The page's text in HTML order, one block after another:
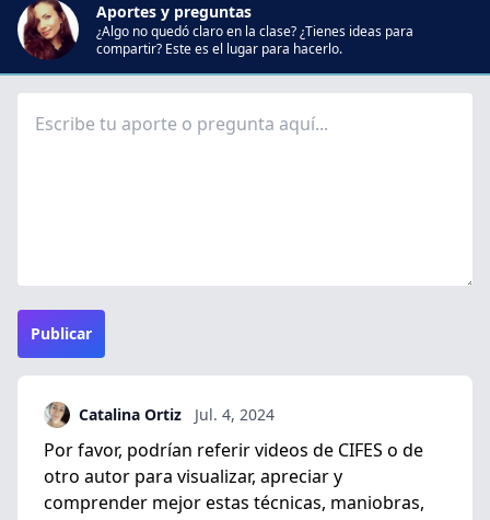
Aportes y preguntas
¿Algo no quedó claro en la clase? ¿Tienes ideas para
compartir? Este es el lugar para hacerlo.
Publicar
Catalina Ortiz Jul. 4, 2024
Por favor, podrían referir videos de CIFES o de
otro autor para visualizar, apreciar y
comprender mejor estas técnicas, maniobras,